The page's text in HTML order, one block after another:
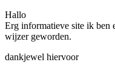
Hallo
Erg informatieve site ik ben
wijzer geworden.
dankjewel hiervoor